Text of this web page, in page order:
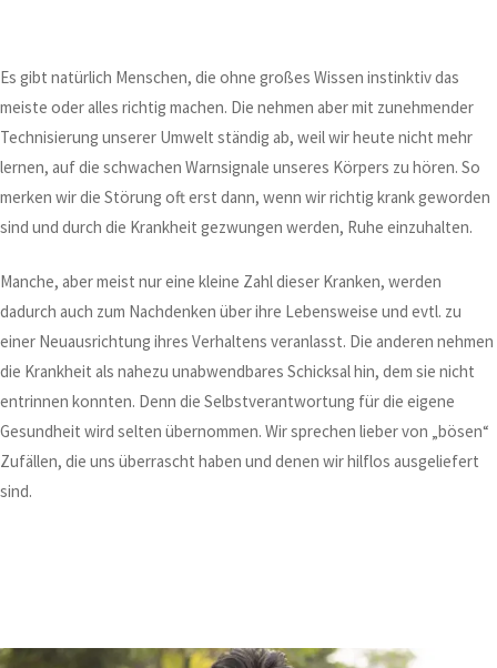
Es gibt natürlich Menschen, die ohne großes Wissen instinktiv das
meiste oder alles richtig machen. Die nehmen aber mit zunehmender
Technisierung unserer Umwelt ständig ab, weil wir heute nicht mehr
lernen, auf die schwachen Warnsignale unseres Körpers zu hören. So
merken wir die Störung oft erst dann, wenn wir richtig krank geworden
sind und durch die Krankheit gezwungen werden, Ruhe einzuhalten.
Manche, aber meist nur eine kleine Zahl dieser Kranken, werden
dadurch auch zum Nachdenken über ihre Lebensweise und evtl. zu
einer Neuausrichtung ihres Verhaltens veranlasst. Die anderen nehmen
die Krankheit als nahezu unabwendbares Schicksal hin, dem sie nicht
entrinnen konnten. Denn die Selbstverantwortung für die eigene
Gesundheit wird selten übernommen. Wir sprechen lieber von „bösen“
Zufällen, die uns überrascht haben und denen wir hilflos ausgeliefert
sind.